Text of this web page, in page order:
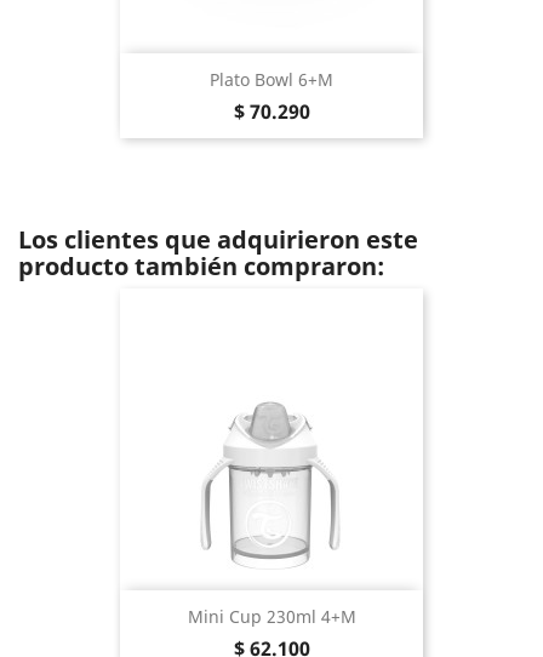
Plato Bowl 6+m
Precio
$ 70.290
Los clientes que adquirieron este
producto también compraron:
Mini Cup 230ml 4+m
Precio
$ 62.100